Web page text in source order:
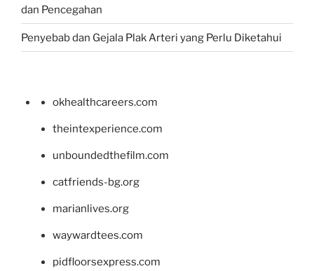
dan Pencegahan
Penyebab dan Gejala Plak Arteri yang Perlu Diketahui
okhealthcareers.com
theintexperience.com
unboundedthefilm.com
catfriends-bg.org
marianlives.org
waywardtees.com
pidfloorsexpress.com